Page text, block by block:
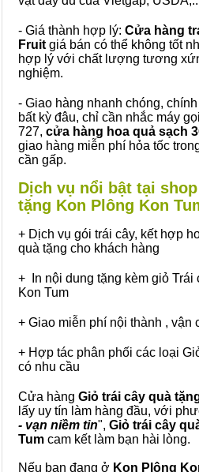
- Giá thành hợp lý: Cửa hàng
Fruit giá bán có thể không tốt
hợp lý với chất lượng tương
nghiệm.
- Giao hàng nhanh chóng,
bất kỳ đâu, chỉ cần nhắc máy
727, cửa hàng hoa quả sạch
giao hàng miễn phí hỏa tốc
cần gấp.
Dịch vụ nổi bật tại
tặng Kon Plông Kon
+ Dịch vụ gói trái cây, kết hợp
quà tặng cho khách hàng
+ In nội dung tặng kèm giỏ Trái
Kon Tum
+ Giao miễn phí nội thành , vận
+ Hợp tác phân phối các loại
có nhu cầu
Cửa hàng Giỏ trái cây quà
lấy uy tín làm hàng đầu, với
- vạn niềm tin", Giỏ trái cây
Tum cam kết làm bạn hài lòng.
Nếu bạn đang ở Kon Plông